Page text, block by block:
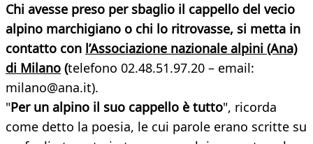
Chi avesse preso per sbaglio il cappello del vecio
alpino marchigiano o chi lo ritrovasse, si metta in
contatto con l’Associazione nazionale alpini (Ana)
di Milano (telefono 02.48.51.97.20 – email:
milano@ana.it).
"Per un alpino il suo cappello è tutto", ricorda
come detto la poesia, le cui parole erano scritte su